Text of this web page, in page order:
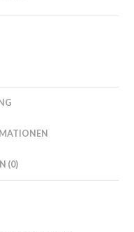
(0)